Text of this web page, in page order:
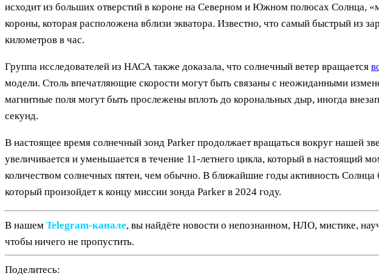
исходит из больших отверстий в короне на Северном и Южном полюсах Солнца,
короны, которая расположена вблизи экватора. Известно, что самый быстрый из
километров в час.
Группа исследователей из НАСА также доказала, что солнечный ветер вращается
модели. Столь впечатляющие скорости могут быть связаны с неожиданными
магнитные поля могут быть прослежены вплоть до корональных дыр, иногда
секунд.
В настоящее время солнечный зонд Parker продолжает вращаться вокруг нашей
увеличивается и уменьшается в течение 11-летнего цикла, который в
количеством солнечных пятен, чем обычно. В ближайшие годы активность Солнца
который произойдет к концу миссии зонда Parker в 2024 году.
В нашем Telegram‑канале, вы найдёте новости о непознанном, НЛО, мистике,
чтобы ничего не пропустить.
Поделитесь: